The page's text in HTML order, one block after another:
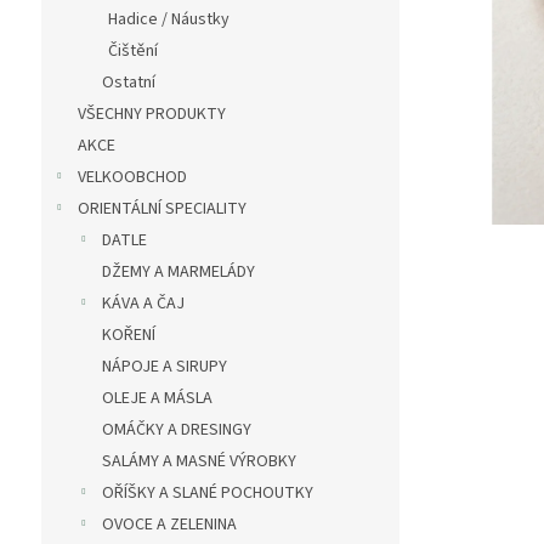
Hadice / Náustky
Čištění
Ostatní
VŠECHNY PRODUKTY
AKCE
VELKOOBCHOD
ORIENTÁLNÍ SPECIALITY
DATLE
DŽEMY A MARMELÁDY
KÁVA A ČAJ
KOŘENÍ
NÁPOJE A SIRUPY
OLEJE A MÁSLA
OMÁČKY A DRESINGY
SALÁMY A MASNÉ VÝROBKY
OŘÍŠKY A SLANÉ POCHOUTKY
OVOCE A ZELENINA